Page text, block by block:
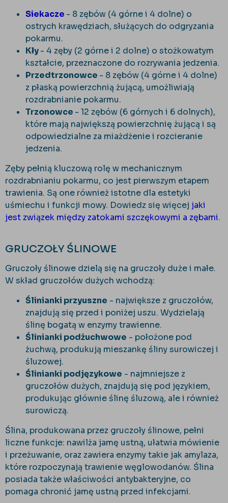
Siekacze - 8 zębów (4 górne i 4 dolne) o
ostrych krawędziach, służących do odgryzania
pokarmu.
Kły- 4 zęby (2 górne i 2 dolne) o stożkowatym
kształcie, przeznaczone do rozrywania jedzenia.
Przedtrzonowce - 8 zębów (4 górne i 4 dolne)
z płaską powierzchnią żującą, umożliwiają
rozdrabnianie pokarmu.
Trzonowce - 12 zębów (6 górnych i 6 dolnych),
które mają największą powierzchnię żującą i są
odpowiedzialne za miażdżenie i rozcieranie
jedzenia.
Zęby pełnią kluczową rolę w mechanicznym
rozdrabnianiu pokarmu, co jest pierwszym etapem
trawienia. Są one również istotne dla estetyki
uśmiechu i funkcji mowy. Dowiedz się więcej jaki
jest związek między zatokami szczękowymi a zębami.
GRUCZOŁY ŚLINOWE
Gruczoły ślinowe dzielą się na gruczoły duże i małe.
W skład gruczołów dużych wchodzą:
Ślinianki przyuszne - największe z gruczołów,
znajdują się przed i poniżej uszu. Wydzielają
ślinę bogatą w enzymy trawienne.
Ślinianki podżuchwowe - położone pod
żuchwą, produkują mieszankę śliny surowiczej i
śluzowej.
Ślinianki podjęzykowe - najmniejsze z
gruczołów dużych, znajdują się pod językiem,
produkując głównie ślinę śluzową, ale i również
surowiczą.
Ślina, produkowana przez gruczoły ślinowe, pełni
liczne funkcje: nawilża jamę ustną, ułatwia mówienie
i przeżuwanie, oraz zawiera enzymy takie jak amylaza,
które rozpoczynają trawienie węglowodanów. Ślina
posiada także właściwości antybakteryjne, co
pomaga chronić jamę ustną przed infekcjami.